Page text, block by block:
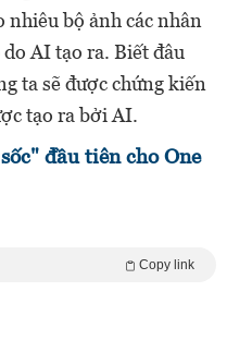
bộ ảnh các nhân
AI tạo ra. Biết đâu
ta sẽ được chứng kiến
tạo ra bởi AI.
đầu tiên cho One
Copy link